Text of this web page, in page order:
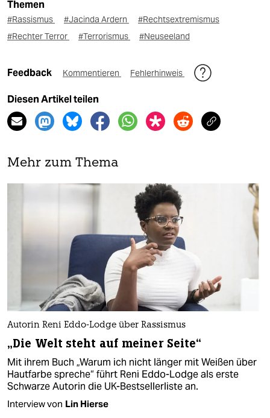
Themen
#Rassismus #Jacinda Ardern
#Rechtsextremismus
#Rechter Terror
#Terrorismus #Neuseeland
Feedback Kommentieren Fehlerhinweis
Diesen Artikel teilen
Mehr zum Thema
Autorin Reni Eddo-Lodge über Rassismus
„Die Welt steht auf meiner Seite“
Mit ihrem Buch „Warum ich nicht länger mit Weißen über
Hautfarbe spreche“ führt Reni Eddo-Lodge als erste
Schwarze Autorin die UK-Bestsellerliste an.
Interview von Lin Hierse